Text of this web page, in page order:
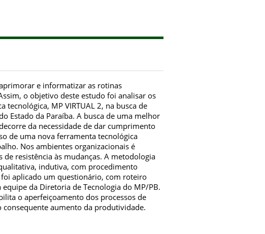
e informatizar as rotinas
o objetivo deste estudo foi analisar os
MP VIRTUAL 2, na busca de
Estado da Paraíba. A busca de uma melhor
da necessidade de dar cumprimento
de uma nova ferramenta tecnológica
Nos ambientes organizacionais é
resistência às mudanças. A metodologia
indutiva, com procedimento
aplicado um questionário, com roteiro
da Diretoria de Tecnologia do MP/PB.
o aperfeiçoamento dos processos de
aumento da produtividade.